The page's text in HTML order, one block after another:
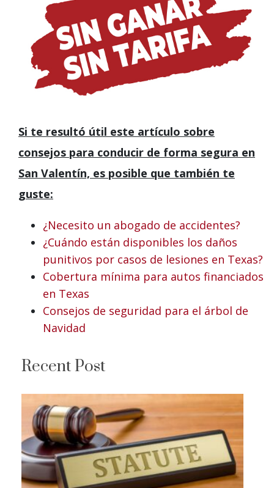
Si te resultó útil este artículo sobre
consejos para conducir de forma segura en
San Valentín, es posible que también te
guste:
¿Necesito un abogado de accidentes?
¿Cuándo están disponibles los daños
punitivos por casos de lesiones en Texas?
Cobertura mínima para autos financiados
en Texas
Consejos de seguridad para el árbol de
Navidad
Recent Post